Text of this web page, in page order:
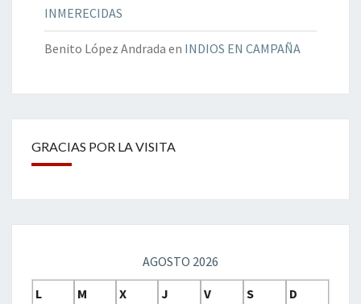
INMERECIDAS
Benito López Andrada en INDIOS EN CAMPAÑA
GRACIAS POR LA VISITA
AGOSTO 2026
L
M X J V S
D